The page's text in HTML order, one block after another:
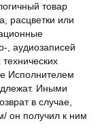
товар
расцветки или
, аудиозаписей
Исполнителем
Иными
в случае,
он получил к ним